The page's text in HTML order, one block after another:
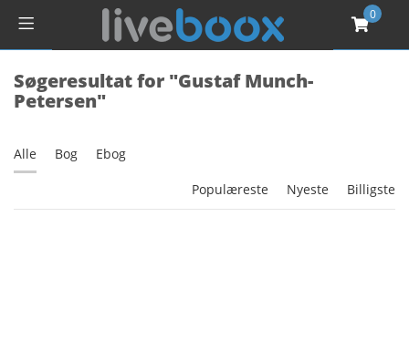
0
Søgeresultat for "Gustaf Munch-
Petersen"
Alle Bog Ebog
Populæreste Nyeste Billigste